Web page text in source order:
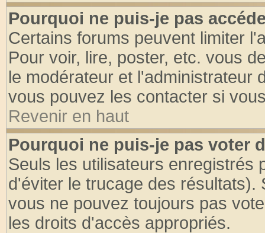
Pourquoi ne puis-je pas
Certains forums peuvent limiter
Pour voir, lire, poster, etc. vous
le modérateur et l'administrateur
vous pouvez les contacter si
Revenir en haut
Pourquoi ne puis-je pas voter
Seuls les utilisateurs enregistrés
d'éviter le trucage des
vous ne pouvez toujours pas
les droits d'accès appropriés.